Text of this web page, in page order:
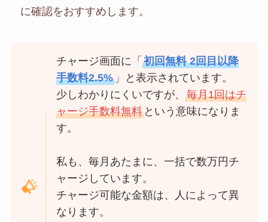
に確認をおすすめします。
チャージ画面に「初回無料 2回目以降
手数料2.5% 」と表示されています。
少しわかりにくいですが、毎月1回はチ
ャージ手数料無料 という意味になりま
す。
私も、毎月あたまに、一括で数万円チ
ャージしています。
チャージ可能な金額は、人によって異
なります。